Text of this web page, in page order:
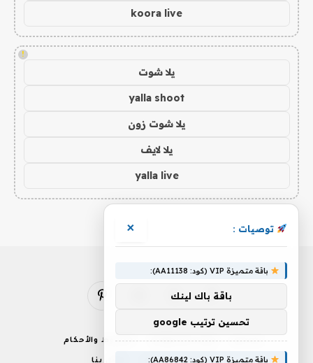
koora live
!
يلا شوت
yalla shoot
يلا شوت زون
يلا لايف
yalla live
توصيات : ×
باقة متميزة VIP (كود: AA11138):
باقة باك لينك
تحسين ترتيب google
باقة متميزة VIP (كود: AA86842):
فيسبوك X
الانستغرامبينتيريست
من نحن إخلاء المسؤولية الشروط والأحكام
سياسة الخصوصية اتصل بنا